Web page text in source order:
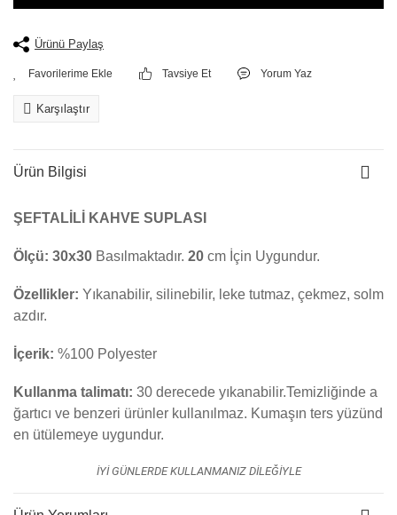
Ürünü Paylaş
Tavsiye Et Yorum Yaz
Karşılaştır
Ürün Bilgisi
ŞEFTALİLİ KAHVE SUPLASI
Ölçü: 30x30 Basılmaktadır. 20 cm İçin Uygundur.
Özellikler: Yıkanabilir, silinebilir, leke tutmaz, çekmez, solm
azdır.
İçerik: %100 Polyester
Kullanma talimatı: 30 derecede yıkanabilir.Temizliğinde a
ğartıcı ve benzeri ürünler kullanılmaz. Kumaşın ters yüzünd
en ütülemeye uygundur.
İYİ GÜNLERDE KULLANMANIZ DİLEĞİYLE